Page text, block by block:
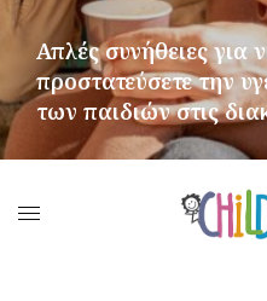
Απλές συνήθειες για
προστατεύσετε την
των παιδιών στις